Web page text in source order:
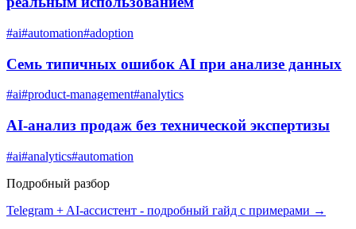
#ai#automation#adoption
Семь типичных ошибок AI при анализе данных
#ai#product-management#analytics
AI-анализ продаж без технической экспертизы
#ai#analytics#automation
Подробный разбор
Telegram + AI-ассистент - подробный гайд с примерами →